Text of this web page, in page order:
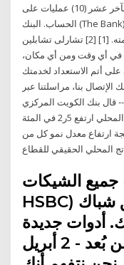
حسابات والودائع الثابته للشركة مع كشف بآخر عشر (10) عمليات على
الحساب. البنك (The Bank) هوا فيلم من امريكا و واحد من افلام تشارلى
تشابلن من نوع فيلم كوميديا و سينما صامته. [1] [2] تشارلى تشابلين
1915. تواصل معنا في أي وقت ومن أي مكان،
أتم الاستعداد لخدمتك
بنا، مراسلتنا عبر
-- قال بنك الكويت المركزي
ان الناتج المحلي الاجمالي الحقيقي للاقتصاد المحلي ارتفع 5ر2 في المئة
ب 8ر1 في المئة في 2015 نتيجة ارتفاع معدل نمو كل من
المحلي الحقيقي للقطاع
جميع الشيكات (بما في ذلك شيكات
HSBC) المودعة عن طريق شباك
أدوات جديدة
للتعامل المصرفي معنا عن بُعد - 2 أبريل